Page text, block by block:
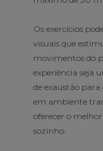
Os exercícios
visuais que
movimentos do
experiência seja
de exaustão
em ambiente
oferecer o
sozinho.